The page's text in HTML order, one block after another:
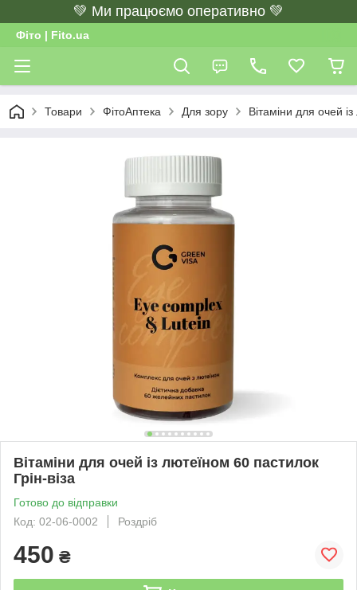
💚 Ми працюємо оперативно 💚
Фіто | Fito.ua
Товари ФітоАптека Для зору Вітаміни для очей
Вітаміни для очей із лютеїном 60 пастилок
Грін-віза
Готово до відправки
Код: 02-06-0002
Роздріб
450 ₴